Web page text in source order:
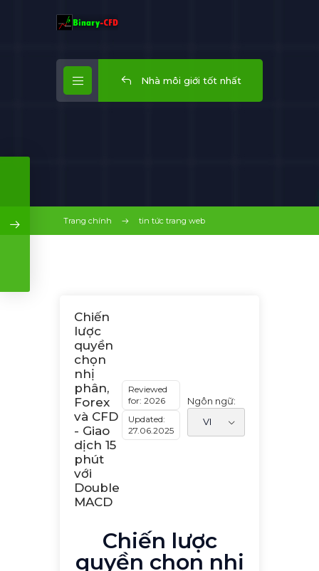
Nhà môi giới tốt nhất
Trang chính tin tức trang web
Chiến
lược
quyền
chọn
nhị
phân,
Forex
và CFD
- Giao
dịch 15
phút
với
Double
MACD
Reviewed
for: 2026
Updated:
27.06.2025
Ngôn ngữ:
Chiến lược
quyền chọn nhị